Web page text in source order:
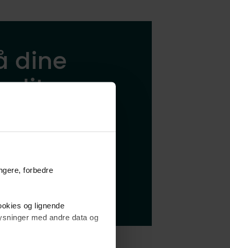
forbedre
og lignende
med andre data og
dine
dit nye
folk mener kendetegner